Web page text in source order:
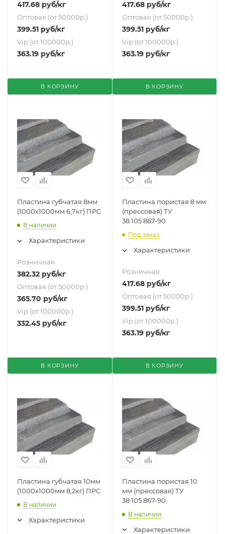
417.68 руб/кг
Оптовая (от 50000р.)
399.51 руб/кг
Vip (от 100000р.)
363.19 руб/кг
В КОРЗИНУ
417.68руб/кг
Оптовая (от 50000р.)
399.51руб/кг
Vip (от 100000р.)
363.19руб/кг
В КОРЗИНУ
Пластина губчатая 8мм
(1000х1000мм 6,7кг) ПРС
В наличии
Характеристики
Розничная
382.32 руб/кг
Оптовая (от 50000р.)
365.70 руб/кг
Vip (от 100000р.)
332.45 руб/кг
В КОРЗИНУ
Пластина пористая 8 мм
(прессовая) ТУ
38.105.867-90
Под заказ
Характеристики
Розничная
417.68руб/кг
Оптовая (от 50000р.)
399.51руб/кг
Vip (от 100000р.)
363.19руб/кг
В КОРЗИНУ
Пластина губчатая 10мм
(1000х1000мм 8,2кг) ПРС
В наличии
Характеристики
Пластина пористая 10
мм (прессовая) ТУ
38.105.867-90
В наличии
Характеристики